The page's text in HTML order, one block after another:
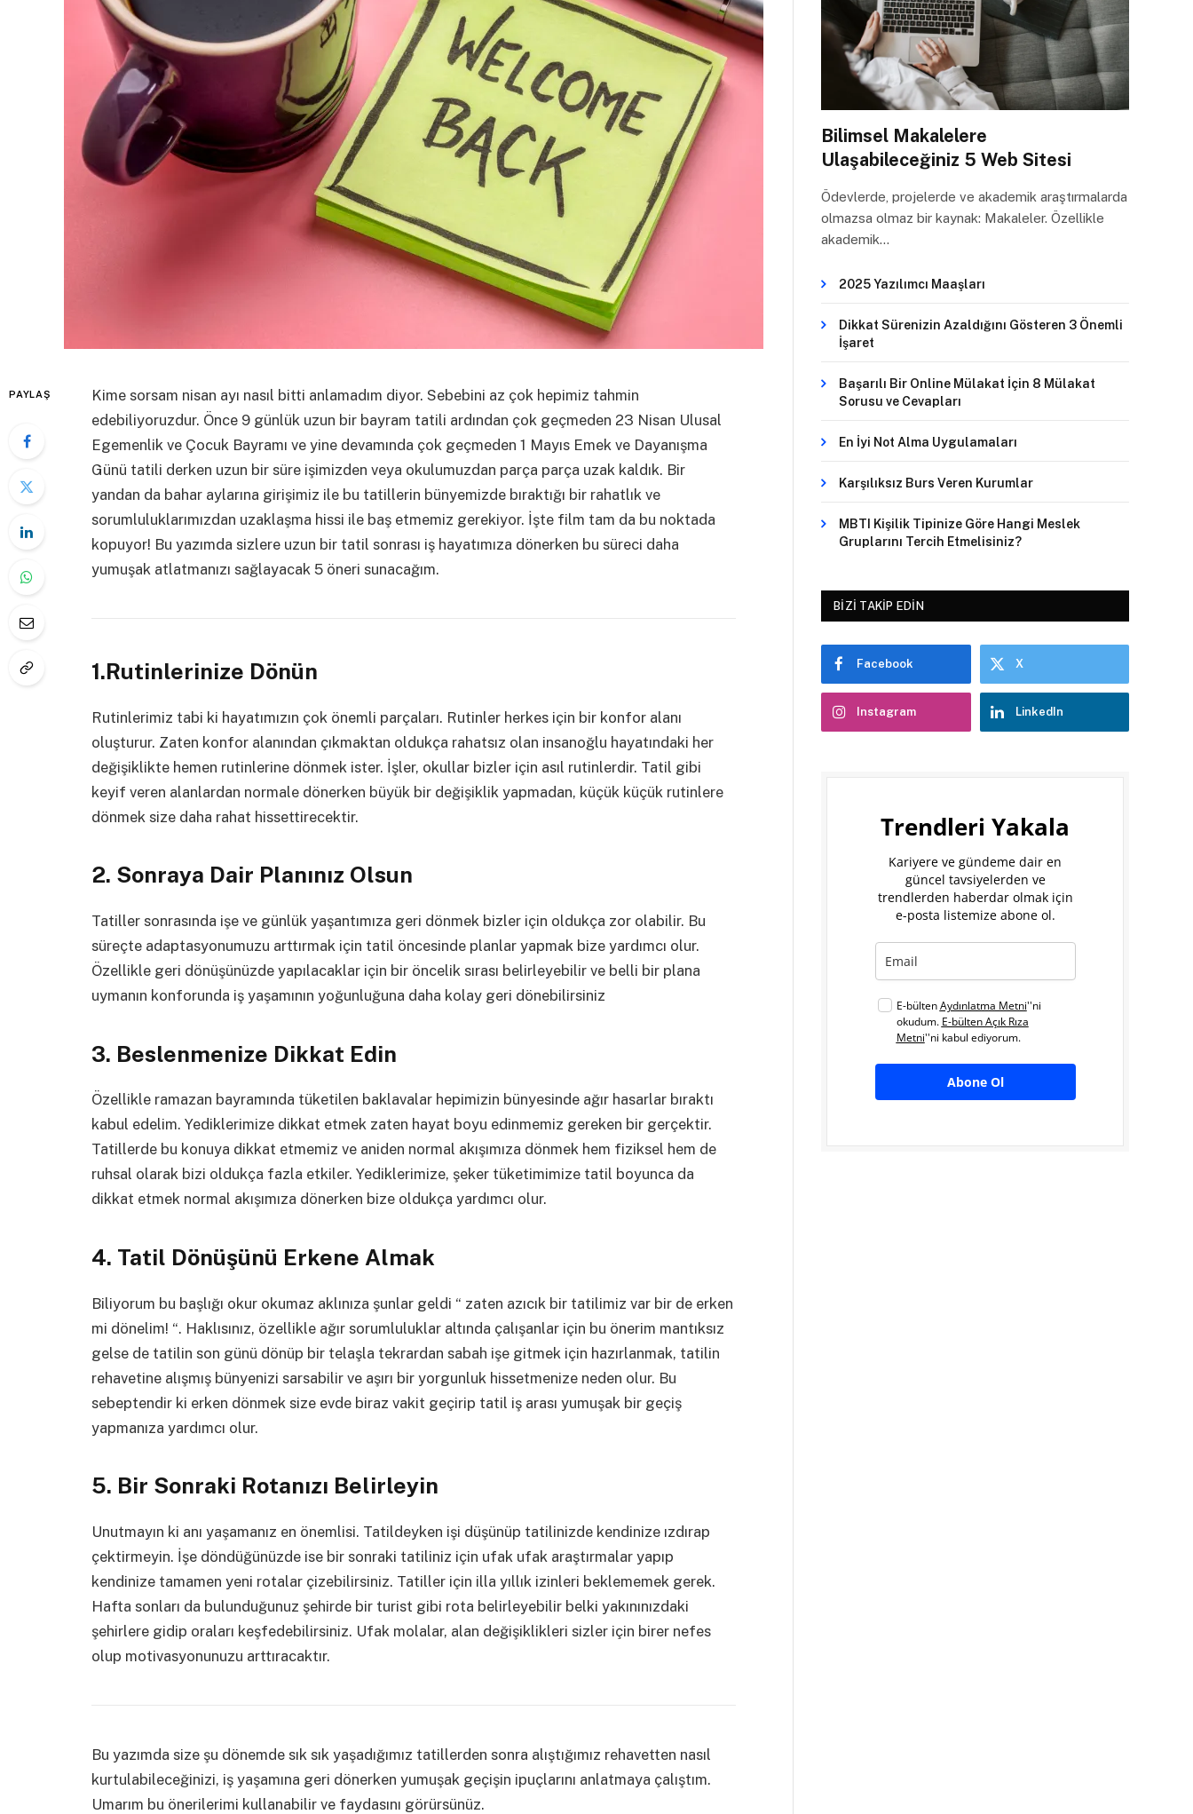
PAYLAŞ
Kime sorsam nisan ayı nasıl bitti anlamadım diyor. Sebebini az çok hepimiz tahmin
edebiliyoruzdur. Önce 9 günlük uzun bir bayram tatili ardından çok geçmeden 23 Nisan Ulusal
Egemenlik ve Çocuk Bayramı ve yine devamında çok geçmeden 1 Mayıs Emek ve Dayanışma
Günü tatili derken uzun bir süre işimizden veya okulumuzdan parça parça uzak kaldık. Bir
yandan da bahar aylarına girişimiz ile bu tatillerin bünyemizde bıraktığı bir rahatlık ve
sorumluluklarımızdan uzaklaşma hissi ile baş etmemiz gerekiyor. İşte film tam da bu noktada
kopuyor! Bu yazımda sizlere uzun bir tatil sonrası iş hayatımıza dönerken bu süreci daha
yumuşak atlatmanızı sağlayacak 5 öneri sunacağım.
1.Rutinlerinize Dönün
Rutinlerimiz tabi ki hayatımızın çok önemli parçaları. Rutinler herkes için bir konfor alanı
oluşturur. Zaten konfor alanından çıkmaktan oldukça rahatsız olan insanoğlu hayatındaki her
değişiklikte hemen rutinlerine dönmek ister. İşler, okullar bizler için asıl rutinlerdir. Tatil gibi
keyif veren alanlardan normale dönerken büyük bir değişiklik yapmadan, küçük küçük rutinlere
dönmek size daha rahat hissettirecektir.
2. Sonraya Dair Planınız Olsun
Tatiller sonrasında işe ve günlük yaşantımıza geri dönmek bizler için oldukça zor olabilir. Bu
süreçte adaptasyonumuzu arttırmak için tatil öncesinde planlar yapmak bize yardımcı olur.
Özellikle geri dönüşünüzde yapılacaklar için bir öncelik sırası belirleyebilir ve belli bir plana
uymanın konforunda iş yaşamının yoğunluğuna daha kolay geri dönebilirsiniz
3. Beslenmenize Dikkat Edin
Özellikle ramazan bayramında tüketilen baklavalar hepimizin bünyesinde ağır hasarlar bıraktı
kabul edelim. Yediklerimize dikkat etmek zaten hayat boyu edinmemiz gereken bir gerçektir.
Tatillerde bu konuya dikkat etmemiz ve aniden normal akışımıza dönmek hem fiziksel hem de
ruhsal olarak bizi oldukça fazla etkiler. Yediklerimize, şeker tüketimimize tatil boyunca da
dikkat etmek normal akışımıza dönerken bize oldukça yardımcı olur.
4. Tatil Dönüşünü Erkene Almak
Biliyorum bu başlığı okur okumaz aklınıza şunlar geldi “ zaten azıcık bir tatilimiz var bir de erken
mi dönelim! “. Haklısınız, özellikle ağır sorumluluklar altında çalışanlar için bu önerim mantıksız
gelse de tatilin son günü dönüp bir telaşla tekrardan sabah işe gitmek için hazırlanmak, tatilin
rehavetine alışmış bünyenizi sarsabilir ve aşırı bir yorgunluk hissetmenize neden olur. Bu
sebeptendir ki erken dönmek size evde biraz vakit geçirip tatil iş arası yumuşak bir geçiş
yapmanıza yardımcı olur.
5. Bir Sonraki Rotanızı Belirleyin
Unutmayın ki anı yaşamanız en önemlisi. Tatildeyken işi düşünüp tatilinizde kendinize ızdırap
çektirmeyin. İşe döndüğünüzde ise bir sonraki tatiliniz için ufak ufak araştırmalar yapıp
kendinize tamamen yeni rotalar çizebilirsiniz. Tatiller için illa yıllık izinleri beklememek gerek.
Hafta sonları da bulunduğunuz şehirde bir turist gibi rota belirleyebilir belki yakınınızdaki
şehirlere gidip oraları keşfedebilirsiniz. Ufak molalar, alan değişiklikleri sizler için birer nefes
olup motivasyonunuzu arttıracaktır.
Bu yazımda size şu dönemde sık sık yaşadığımız tatillerden sonra alıştığımız rehavetten nasıl
kurtulabileceğinizi, iş yaşamına geri dönerken yumuşak geçişin ipuçlarını anlatmaya çalıştım.
Umarım bu önerilerimi kullanabilir ve faydasını görürsünüz.
Bilimsel Makalelere
Ulaşabileceğiniz 5 Web Sitesi
Ödevlerde, projelerde ve akademik araştırmalarda
olmazsa olmaz bir kaynak: Makaleler. Özellikle
akademik…
2025 Yazılımcı Maaşları
Dikkat Sürenizin Azaldığını Gösteren 3 Önemli
İşaret
Başarılı Bir Online Mülakat İçin 8 Mülakat
Sorusu ve Cevapları
En İyi Not Alma Uygulamaları
Karşılıksız Burs Veren Kurumlar
MBTI Kişilik Tipinize Göre Hangi Meslek
Gruplarını Tercih Etmelisiniz?
BIZI TAKIP EDIN
Facebook X
Instagram LinkedIn
Trendleri Yakala
Kariyere ve gündeme dair en
güncel tavsiyelerden ve
trendlerden haberdar olmak için
e-posta listemize abone ol.
E-bültenAydınlatma Metni''ni
okudum. E-bülten Açık Rıza
Metni''ni kabul ediyorum.
Abone Ol